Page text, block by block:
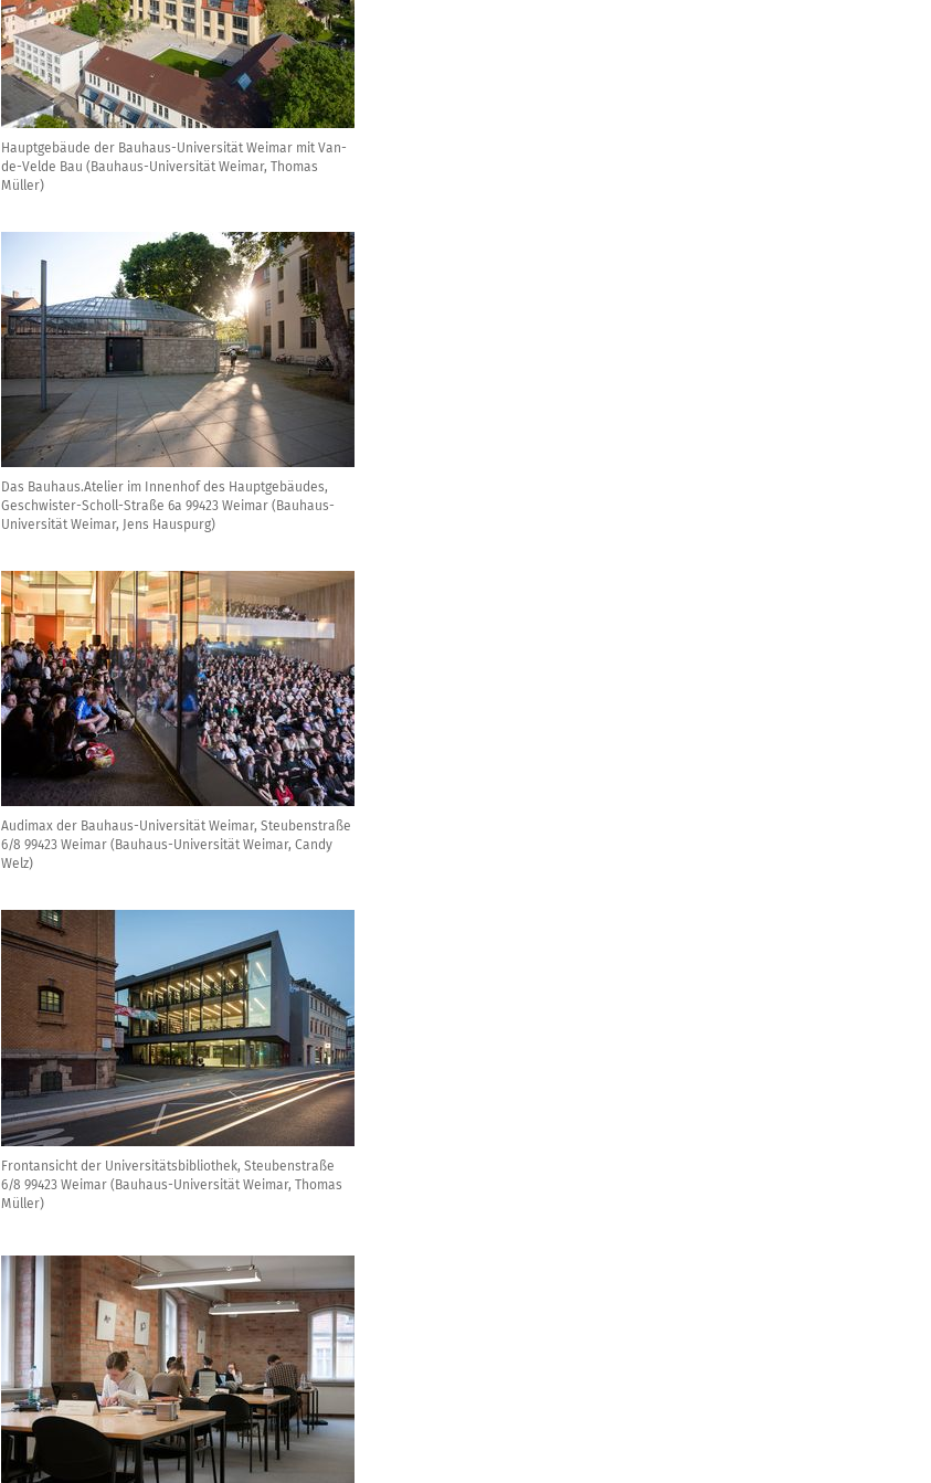
Hauptgebäude der Bauhaus-Universität Weimar mit Van-
de-Velde Bau (Bauhaus-Universität Weimar, Thomas
Müller)
Das Bauhaus.Atelier im Innenhof des Hauptgebäudes,
Geschwister-Scholl-Straße 6a 99423 Weimar (Bauhaus-
Universität Weimar, Jens Hauspurg)
Audimax der Bauhaus-Universität Weimar, Steubenstraße
6/8 99423 Weimar (Bauhaus-Universität Weimar, Candy
Welz)
Frontansicht der Universitätsbibliothek, Steubenstraße
6/8 99423 Weimar (Bauhaus-Universität Weimar, Thomas
Müller)